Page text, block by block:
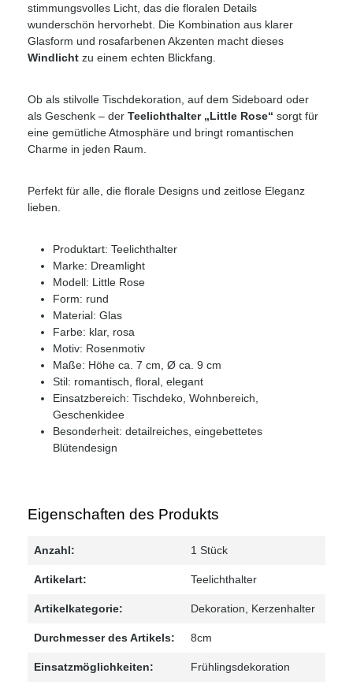
stimmungsvolles Licht, das die floralen Details
wunderschön hervorhebt. Die Kombination aus klarer
Glasform und rosafarbenen Akzenten macht dieses
Windlicht zu einem echten Blickfang.
Ob als stilvolle Tischdekoration, auf dem Sideboard oder
als Geschenk – der Teelichthalter „Little Rose“ sorgt für
eine gemütliche Atmosphäre und bringt romantischen
Charme in jeden Raum.
Perfekt für alle, die florale Designs und zeitlose Eleganz
lieben.
Produktart: Teelichthalter
Marke: Dreamlight
Modell: Little Rose
Form: rund
Material: Glas
Farbe: klar, rosa
Motiv: Rosenmotiv
Maße: Höhe ca. 7 cm, Ø ca. 9 cm
Stil: romantisch, floral, elegant
Einsatzbereich: Tischdeko, Wohnbereich,
Geschenkidee
Besonderheit: detailreiches, eingebettetes
Blütendesign
Eigenschaften des Produkts
Anzahl: 1 Stück
Artikelart: Teelichthalter
Artikelkategorie: Dekoration , Kerzenhalter
Durchmesser des Artikels: 8cm
Einsatzmöglichkeiten: Frühlingsdekoration